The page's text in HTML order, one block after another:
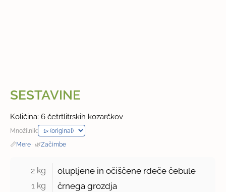
SESTAVINE
Količina: 6 četrtlitrskih kozarčkov
Množilnik:
📏Mere · 🌿Začimbe
2 kg olupljene in očiščene rdeče čebule
1 kg črnega grozdja